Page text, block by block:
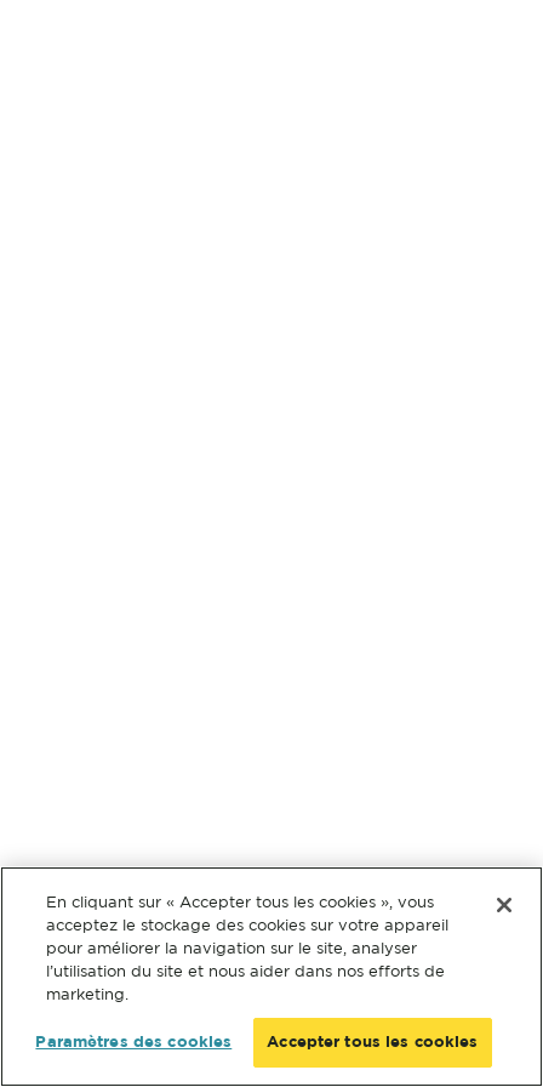
En cliquant sur « Accepter tous les cookies », vous
acceptez le stockage des cookies sur votre appareil
pour améliorer la navigation sur le site, analyser
l’utilisation du site et nous aider dans nos efforts de
marketing.
Paramètres des cookies Accepter tous les cookies